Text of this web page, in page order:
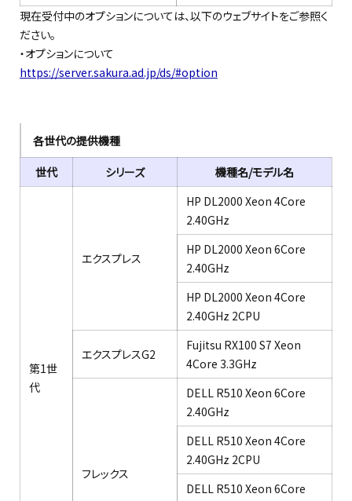
現在受付中のオプションについては、以下のウェブサイトをご参照く
ださい。
・オプションについて
https://server.sakura.ad.jp/ds/#option
各世代の提供機種
世代 シリーズ 機種名/モデル名
第1世
代​
エクスプレス​
HP DL2000 Xeon 4Core
2.40GHz​
HP DL2000 Xeon 6Core
2.40GHz​
HP DL2000 Xeon 4Core
2.40GHz 2CPU​
エクスプレスG2​
Fujitsu RX100 S7 Xeon
4Core 3.3GHz ​
フレックス​
DELL R510 Xeon 6Core
2.40GHz​
DELL R510 Xeon 4Core
2.40GHz 2CPU​
DELL R510 Xeon 6Core